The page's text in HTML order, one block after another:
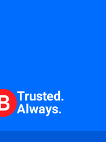
Trusted.
Always.